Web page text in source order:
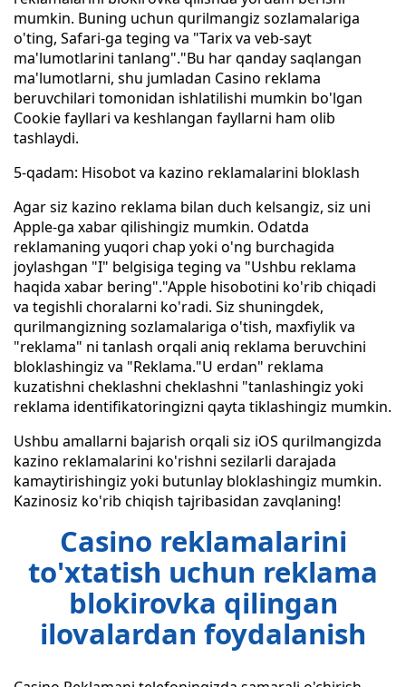
mumkin. Buning uchun qurilmangiz sozlamalariga
o'ting, Safari-ga teging va "Tarix va veb-sayt
ma'lumotlarini tanlang"."Bu har qanday saqlangan
ma'lumotlarni, shu jumladan Casino reklama
beruvchilari tomonidan ishlatilishi mumkin bo'lgan
Cookie fayllari va keshlangan fayllarni ham olib
tashlaydi.
5-qadam: Hisobot va kazino reklamalarini bloklash
Agar siz kazino reklama bilan duch kelsangiz, siz uni
Apple-ga xabar qilishingiz mumkin. Odatda
reklamaning yuqori chap yoki o'ng burchagida
joylashgan "I" belgisiga teging va "Ushbu reklama
haqida xabar bering"."Apple hisobotini ko'rib chiqadi
va tegishli choralarni ko'radi. Siz shuningdek,
qurilmangizning sozlamalariga o'tish, maxfiylik va
"reklama" ni tanlash orqali aniq reklama beruvchini
bloklashingiz va "Reklama."U erdan" reklama
kuzatishni cheklashni cheklashni "tanlashingiz yoki
reklama identifikatoringizni qayta tiklashingiz mumkin.
Ushbu amallarni bajarish orqali siz iOS qurilmangizda
kazino reklamalarini ko'rishni sezilarli darajada
kamaytirishingiz yoki butunlay bloklashingiz mumkin.
Kazinosiz ko'rib chiqish tajribasidan zavqlaning!
Casino reklamalarini
to'xtatish uchun reklama
blokirovka qilingan
ilovalardan foydalanish